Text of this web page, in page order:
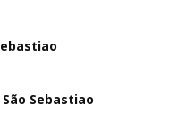
Sebastiao